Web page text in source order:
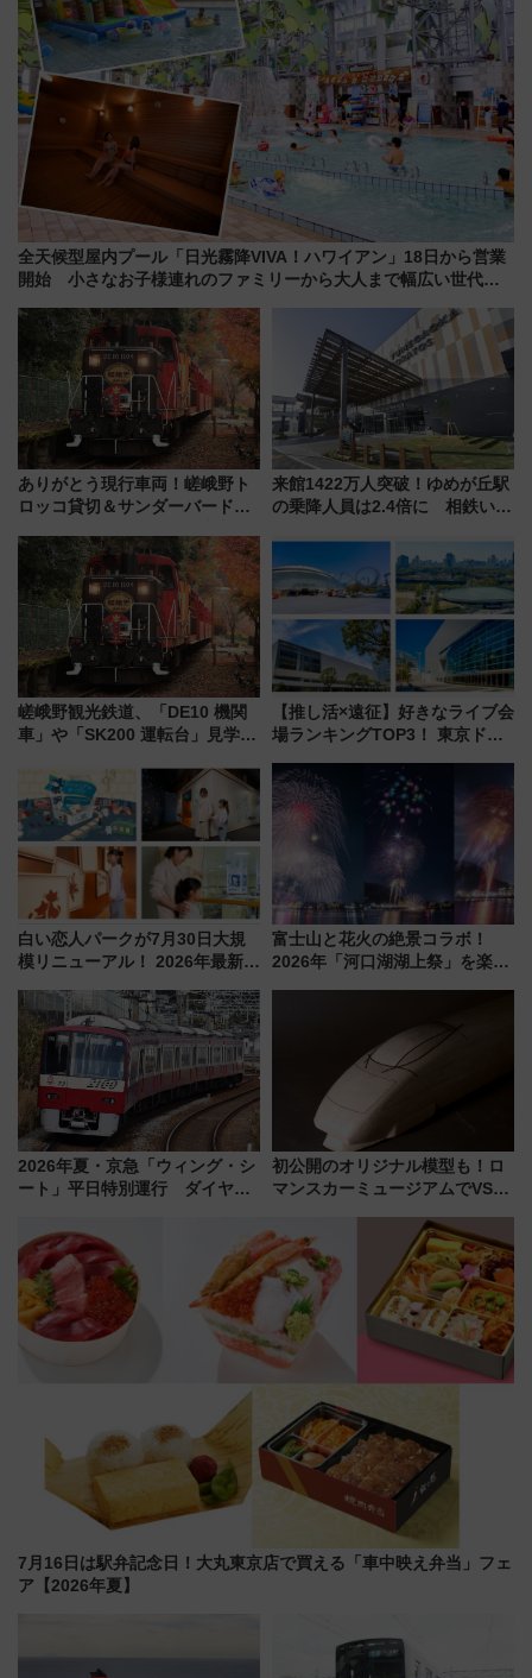
全天候型屋内プール「日光霧降VIVA！ハワイアン」18日から営業
開始 小さなお子様連れのファミリーから大人まで幅広い世代が
ありがとう現行車両！嵯峨野ト
ロッコ貸切＆サンダーバードレ
斉藤雪乃＆福原トシヒロと行
く！9月13日「京都の鉄道満喫
ツアー」開催
来館1422万人突破！ゆめが丘駅
の乗降人員は2.4倍に 相鉄いず
年祭にそうにゃん＆DB.スター
マンが登場
嵯峨野観光鉄道、「DE10 機関
車」や「SK200 運転台」見学ツ
トの一環で激レア体験できちゃ
うかも 参加方法やスケジュール
をご紹介
【推し活×遠征】好きなライブ会
場ランキングTOP3！ 東京ドー
由と交通アクセス術、ライブ会
場に何を求める？
白い恋人パークが7月30日大規
模リニューアル！ 2026年最新の
と料金・アクセスを徹底解説
（札幌市）
富士山と花火の絶景コラボ！
2026年「河口湖湖上祭」を楽し
2026年夏・京急「ウィング・シ
ート」平日特別運行 ダイヤ・
三浦海岸を堪能できるお出かけ
プランもご紹介
初公開のオリジナル模型も！ロ
マンスカーミュージアムでVSE
15日スタート
7月16日は駅弁記念日！大丸東京店で買える「車中映え弁当」フェ
ア【2026年夏】